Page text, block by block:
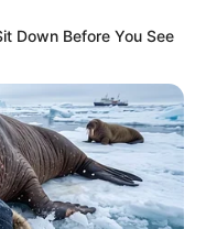
Down Before You See